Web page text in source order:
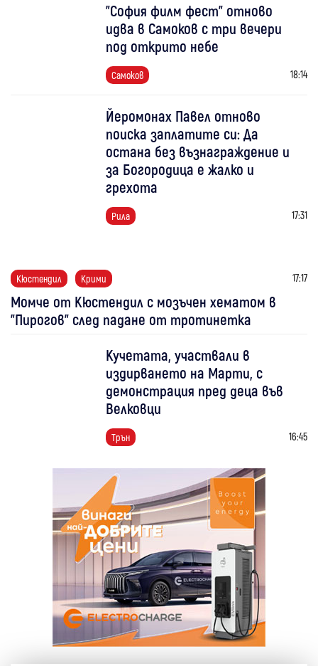
"София филм фест" отново
идва в Самоков с три вечери
под открито небе
Самоков 18:14
Йеромонах Павел отново
поиска заплатите си: Да
остана без възнаграждение и
за Богородица е жалко и
грехота
Рила 17:31
Кюстендил Крими 17:17
Момче от Кюстендил с мозъчен хематом в
"Пирогов" след падане от тротинетка
Кучетата, участвали в
издирването на Марти, с
демонстрация пред деца във
Велковци
Трън 16:45